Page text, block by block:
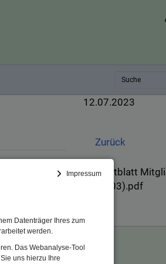
Impressum
Datenträger Ihres zum
werden.
Das Webanalyse-Tool
uns hierzu Ihre
e.V.
12.07.2023
Zurück
Faltblatt
(003).pdf